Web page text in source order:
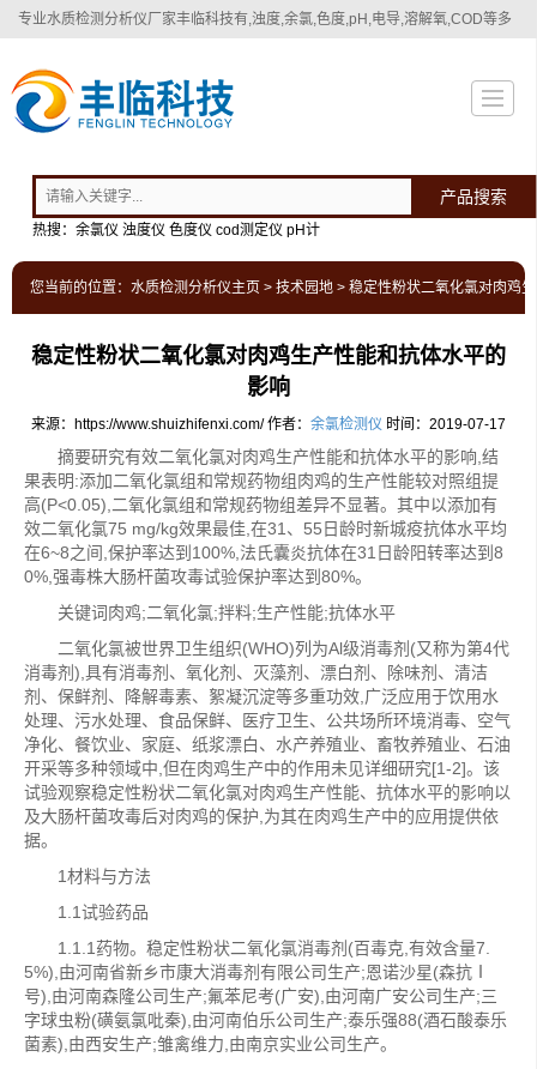
专业水质检测分析仪厂家丰临科技有,浊度,余氯,色度,pH,电导,溶解氧,COD等多
产品搜索
热搜：余氯仪 浊度仪 色度仪 cod测定仪 pH计
您当前的位置： 水质检测分析仪主页 > 技术园地 > 稳定性粉状二氧化氯对肉鸡
稳定性粉状二氧化氯对肉鸡生产性能和抗体水平的
影响
来源：https://www.shuizhifenxi.com/ 作者： 余氯检测仪 时间：2019-07-17
摘要研究有效二氧化氯对肉鸡生产性能和抗体水平的影响,结
果表明:添加二氧化氯组和常规药物组肉鸡的生产性能较对照组提
高(P<0.05),二氧化氯组和常规药物组差异不显著。其中以添加有
效二氧化氯75 mg/kg效果最佳,在31、55日龄时新城疫抗体水平均
在6~8之间,保护率达到100%,法氏囊炎抗体在31日龄阳转率达到8
0%,强毒株大肠杆菌攻毒试验保护率达到80%。
关键词肉鸡;二氧化氯;拌料;生产性能;抗体水平
二氧化氯被世界卫生组织(WHO)列为Al级消毒剂(又称为第4代
消毒剂),具有消毒剂、氧化剂、灭藻剂、漂白剂、除味剂、清洁
剂、保鲜剂、降解毒素、絮凝沉淀等多重功效,广泛应用于饮用水
处理、污水处理、食品保鲜、医疗卫生、公共场所环境消毒、空气
净化、餐饮业、家庭、纸浆漂白、水产养殖业、畜牧养殖业、石油
开采等多种领域中,但在肉鸡生产中的作用未见详细研究[1-2]。该
试验观察稳定性粉状二氧化氯对肉鸡生产性能、抗体水平的影响以
及大肠杆菌攻毒后对肉鸡的保护,为其在肉鸡生产中的应用提供依
据。
1材料与方法
1.1试验药品
1.1.1药物。稳定性粉状二氧化氯消毒剂(百毒克,有效含量7.
5%),由河南省新乡市康大消毒剂有限公司生产;恩诺沙星(森抗Ⅰ
号),由河南森隆公司生产;氟苯尼考(广安),由河南广安公司生产;三
字球虫粉(磺氨氯吡秦),由河南伯乐公司生产;泰乐强88(酒石酸泰乐
菌素),由西安生产;雏禽维力,由南京实业公司生产。